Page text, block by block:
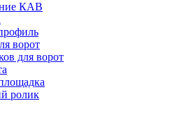
КАВ
ворот
для ворот
ролик